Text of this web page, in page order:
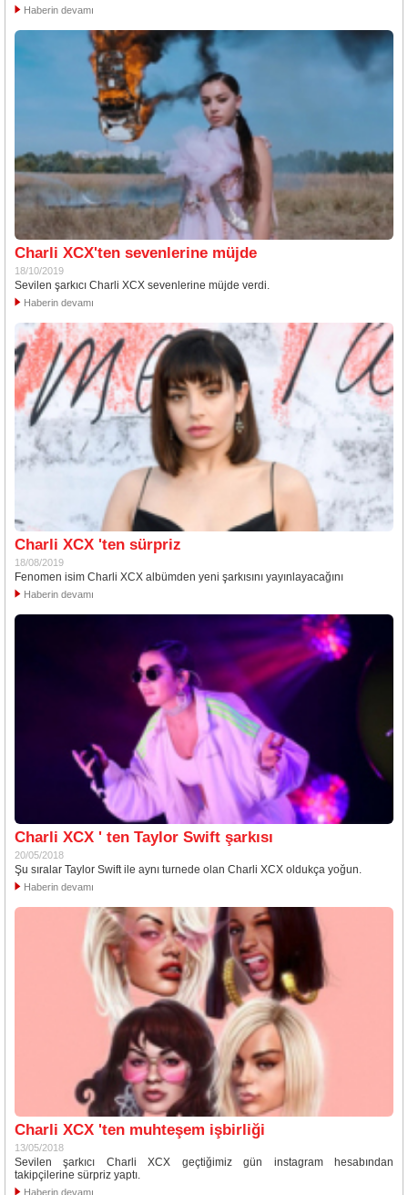
Haberin devamı
Charli XCX'ten sevenlerine müjde
18/10/2019
Sevilen şarkıcı Charli XCX sevenlerine müjde verdi.
Haberin devamı
Charli XCX 'ten sürpriz
18/08/2019
Fenomen isim Charli XCX albümden yeni şarkısını yayınlayacağını
Haberin devamı
Charli XCX ' ten Taylor Swift şarkısı
20/05/2018
Şu sıralar Taylor Swift ile aynı turnede olan Charli XCX oldukça yoğun.
Haberin devamı
Charli XCX 'ten muhteşem işbirliği
13/05/2018
Sevilen şarkıcı Charli XCX geçtiğimiz gün instagram hesabından
takipçilerine sürpriz yaptı.
Haberin devamı